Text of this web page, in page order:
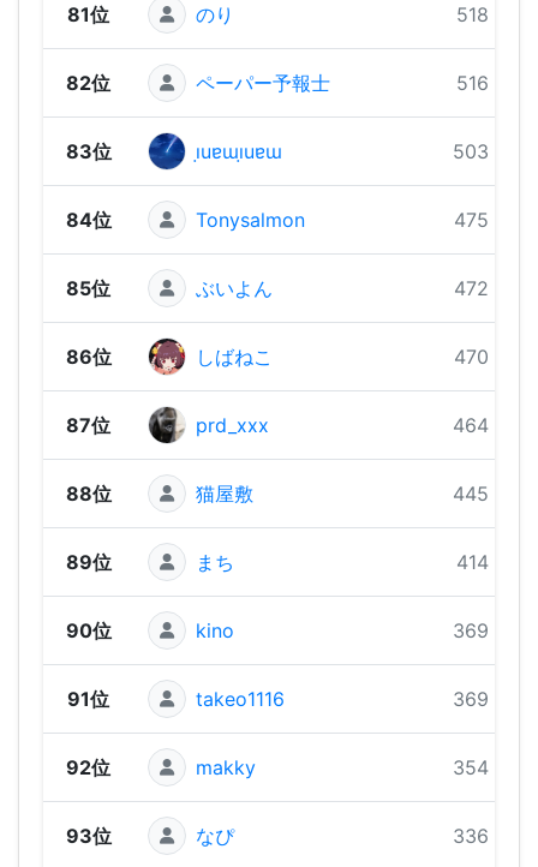
81位 のり 518 pts
82位 ペーパー予報士 516 pts
83位 ı̣uɐɯı̣uɐɯ 503 pts
84位 Tonysalmon 475 pts
85位 ぶいよん 472 pts
86位 しばねこ 470 pts
87位 prd_xxx 464 pts
88位 猫屋敷 445 pts
89位 まち 414 pts
90位 kino 369 pts
91位 takeo1116 369 pts
92位 makky 354 pts
93位 なぴ 336 pts